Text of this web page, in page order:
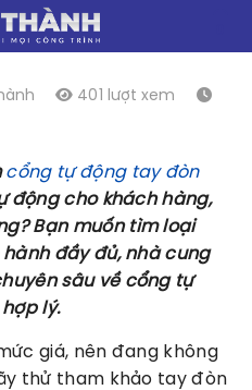
401 lượt xem
cổng tự động tay đòn
động cho khách hàng,
Bạn muốn tìm loại
đầy đủ, nhà cung
sâu về cổng tự
lý.
giá, nên đang không
thử tham khảo tay đòn